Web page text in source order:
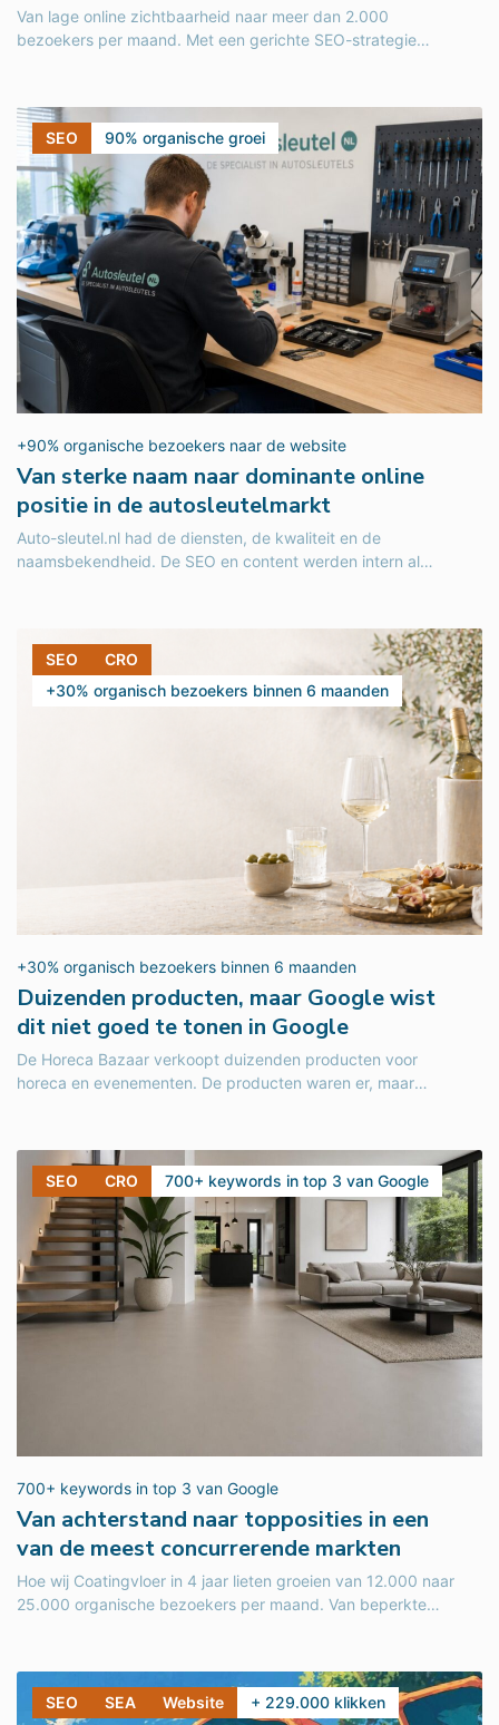
Van lage online zichtbaarheid naar meer dan 2.000
bezoekers per maand. Met een gerichte SEO-strategie
SEO 90% organische groei
+90% organische bezoekers naar de website
Van sterke naam naar dominante online
positie in de autosleutelmarkt
Auto-sleutel.nl had de diensten, de kwaliteit en de
naamsbekendheid. De SEO en content werden intern al
SEO
CRO
+30% organisch bezoekers binnen 6 maanden
+30% organisch bezoekers binnen 6 maanden
Duizenden producten, maar Google wist
dit niet goed te tonen in Google
De Horeca Bazaar verkoopt duizenden producten voor
horeca en evenementen. De producten waren er, maar
SEO CRO 700+ keywords in top 3 van Google
700+ keywords in top 3 van Google
Van achterstand naar topposities in een
van de meest concurrerende markten
Hoe wij Coatingvloer in 4 jaar lieten groeien van 12.000 naar
25.000 organische bezoekers per maand. Van beperkte
SEO SEA Website + 229.000 klikken